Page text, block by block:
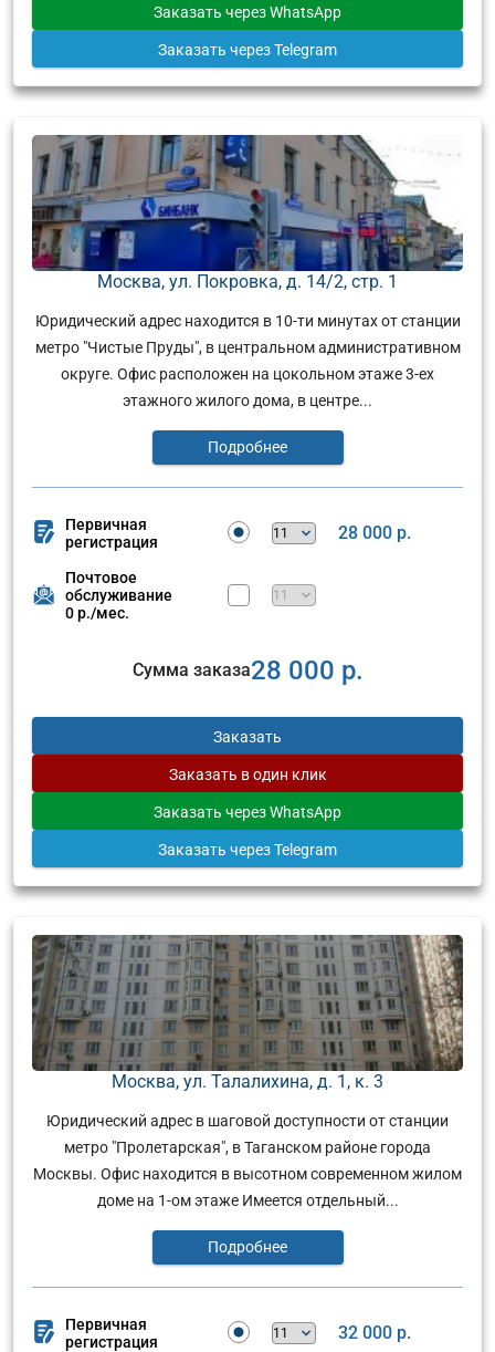
Заказать через WhatsApp
Заказать через Telegram
Москва, ул. Покровка, д. 14/2, стр. 1
Юридический адрес находится в 10-ти минутах от станции
метро "Чистые Пруды", в центральном административном
округе. Офис расположен на цокольном этаже 3-ех
этажного жилого дома, в центре...
Подробнее
Первичная
регистрация
28 000 р.
Почтовое
обслуживание
0 р./мес.
Сумма заказа28 000 р.
Заказать
Заказать в один клик
Заказать через WhatsApp
Заказать через Telegram
Москва, ул. Талалихина, д. 1, к. 3
Юридический адрес в шаговой доступности от станции
метро "Пролетарская", в Таганском районе города
Москвы. Офис находится в высотном современном жилом
доме на 1-ом этаже Имеется отдельный...
Подробнее
Первичная
регистрация
32 000 р.